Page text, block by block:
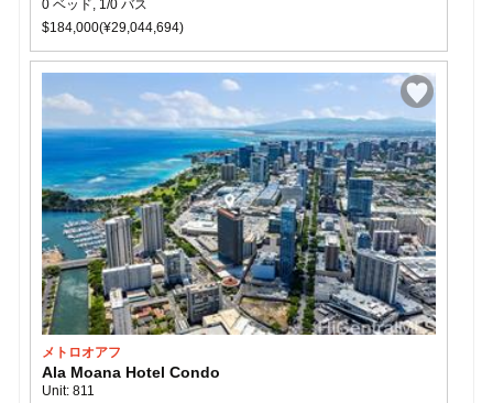
0 ベッド, 1/0 バス
$184,000(¥29,044,694)
メトロオアフ
Ala Moana Hotel Condo
Unit: 811